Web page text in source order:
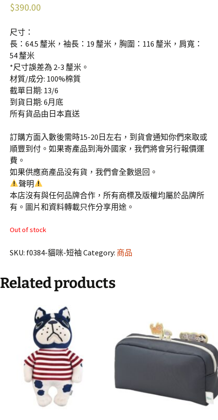
$390.00
尺寸：
長：64.5 釐米，袖長：19 釐米，胸圍：116 釐米，肩寬：
54 釐米
*尺寸誤差為 2-3 釐米。
材質/成分: 100%棉質
截單日期: 13/6
到貨日期: 6月底
所有貨品由日本直送
訂購方面入數後需時15-20日左右，到貨會通知你們來取或
順豐到付。如果寄產品到海外國家，我們將會另行報價運
費。
如果供應商產品没有貨，我們會全數退回。
聲明
本店沒有與任何品牌合作，所有商標及版權均屬於品牌所
有。圖片和資料轉載只作分享用途。
Out of stock
SKU: f0384-貓咪-短袖 Category: 商品
Related products